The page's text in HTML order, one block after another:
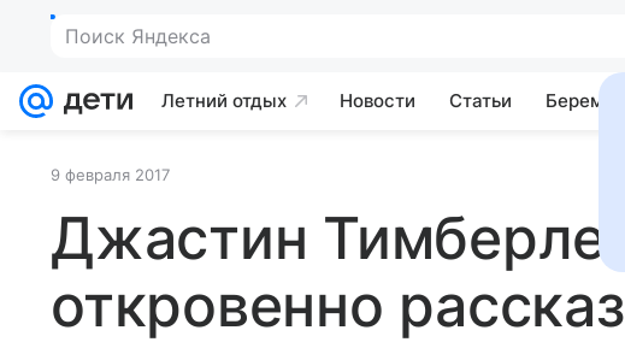
Поиск Яндекса
Летний отдых Новости Статьи
9 февраля 2017
Джастин
откровенно